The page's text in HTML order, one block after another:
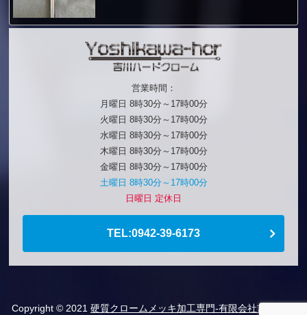
営業時間：
月曜日 8時30分～17時00分
火曜日 8時30分～17時00分
水曜日 8時30分～17時00分
木曜日 8時30分～17時00分
金曜日 8時30分～17時00分
土曜日 8時30分～17時00分
日曜日 定休日
TEL:0942-39-6173
Copyright © 2021 硬質クロームメッキ加工専門-有限会社吉川ハー